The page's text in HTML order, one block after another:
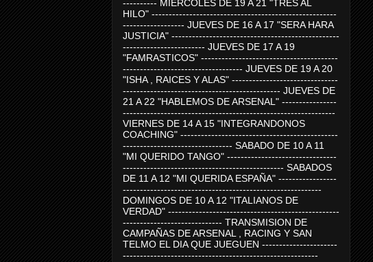
---------- MIERCOLES DE 19 A 21 "TRES AL
HILO" ------------------------------------------------------
------------------ JUEVES DE 16 A 17 "SERA HARA
JUSTICIA" -------------------------------------------------
------------------------ JUEVES DE 17 A 19
"FAMRASTICOS" ----------------------------------------
----------------------------------- JUEVES DE 19 A 20
"ISHA , RAICES Y ALAS" -------------------------------
---------------------------------------------- JUEVES DE
21 A 22 "HABLEMOS DE ARSENAL" ----------------
--------------------------------------------------------------
VIERNES DE 14 A 15 "INTEGRANDONOS
COACHING" ----------------------------------------------
-------------------------------- SABADO DE 10 A 11
"MI QUERIDO TANGO" --------------------------------
----------------------------------------------- SABADOS
DE 11 A 12 "MI QUERIDA ESPAÑA" -----------------
----------------------------------------------------------
DOMINGOS DE 10 A 12 "ITALIANOS DE
VERDAD" --------------------------------------------------
----------------------------- TRANSMISION DE
CAMPAÑAS DE ARSENAL , RACING Y SAN
TELMO EL DIA QUE JUEGUEN ----------------------
---------------------------------------------------------